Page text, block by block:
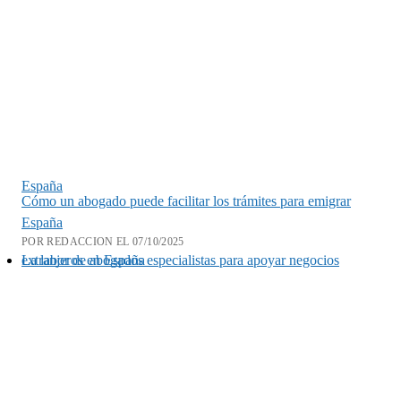
España
Cómo un abogado puede facilitar los trámites para emigrar
España
POR REDACCION EL 07/10/2025
La labor de abogados especialistas para apoyar negocios extranjeros en España